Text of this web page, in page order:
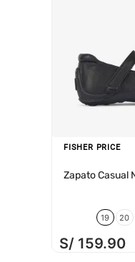
FISHER PRICE
Zapato Casual
19 20
S/ 159.90